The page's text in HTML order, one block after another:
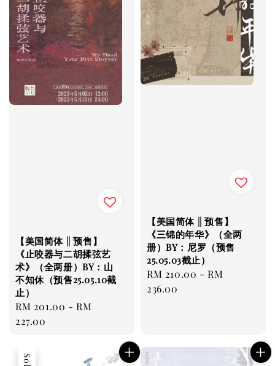
【美国简体 || 预售】
《止咬器与二胡揉弦艺
术》（全两册）BY：山
不知休（预售25.05.10截
止）
Regular
price
RM 201.00 -RM
227.00
【美国简体 || 预售】
《三锦的年华》（全两
册）BY：尼罗（预售
25.05.03截止）
Regular
price
RM 210.00 -RM
236.00